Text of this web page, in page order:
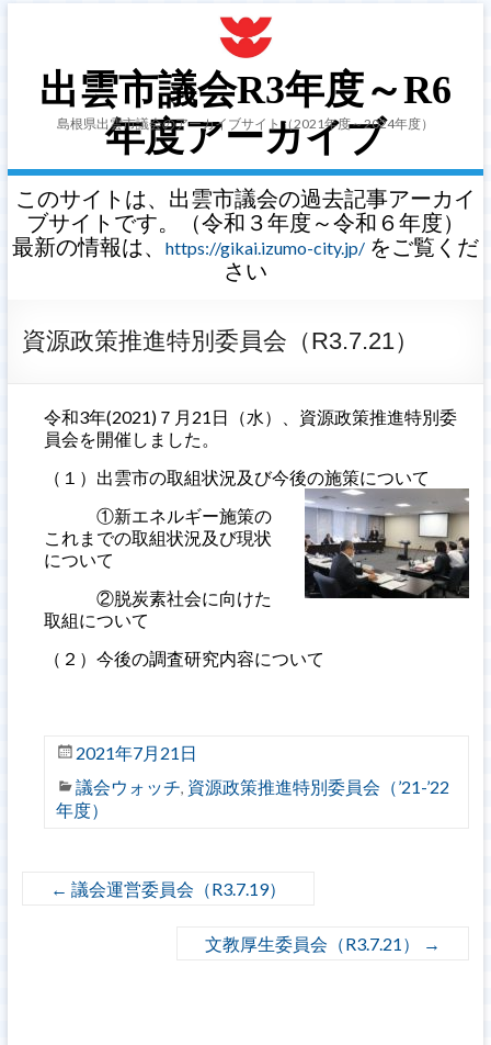
出雲市議会R3年度～R6
年度アーカイブ
島根県出雲市議会のアーカイブサイト（2021年度～2024年度）
このサイトは、出雲市議会の過去記事アーカイ
ブサイトです。（令和３年度～令和６年度）
最新の情報は、
https://gikai.izumo-city.jp/をご覧くだ
さい
資源政策推進特別委員会（R3.7.21）
令和3年(2021)７月21日（水）、資源政策推進特別委
員会を開催しました。
（１）出雲市の取組状況及び今後の施策について
①新エネルギー施策の
これまでの取組状況及び現状
について
②脱炭素社会に向けた
取組について
（２）今後の調査研究内容について
2021年7月21日
議会ウォッチ, 資源政策推進特別委員会（’21-’22
年度）
← 議会運営委員会（R3.7.19）
文教厚生委員会（R3.7.21） →